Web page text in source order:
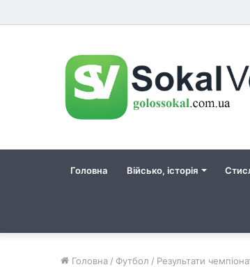
Головна Військо, історія
Головна / Футбол / Результати